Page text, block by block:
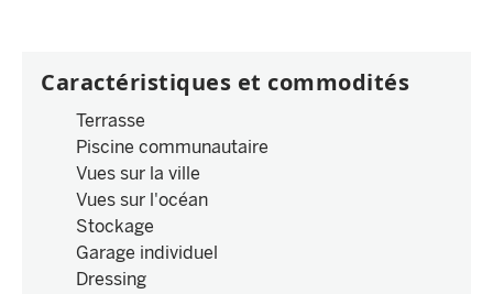
Caractéristiques et commodités
Terrasse
Piscine communautaire
Vues sur la ville
Vues sur l'océan
Stockage
Garage individuel
Dressing